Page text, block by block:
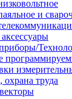
и
охрана труда